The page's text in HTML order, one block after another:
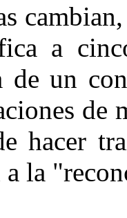
a
de un
de
hacer
la